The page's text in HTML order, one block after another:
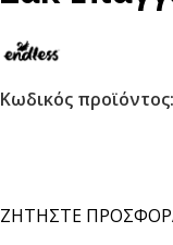
Κωδικός προϊόντος:
ΖΗΤΗΣΤΕ